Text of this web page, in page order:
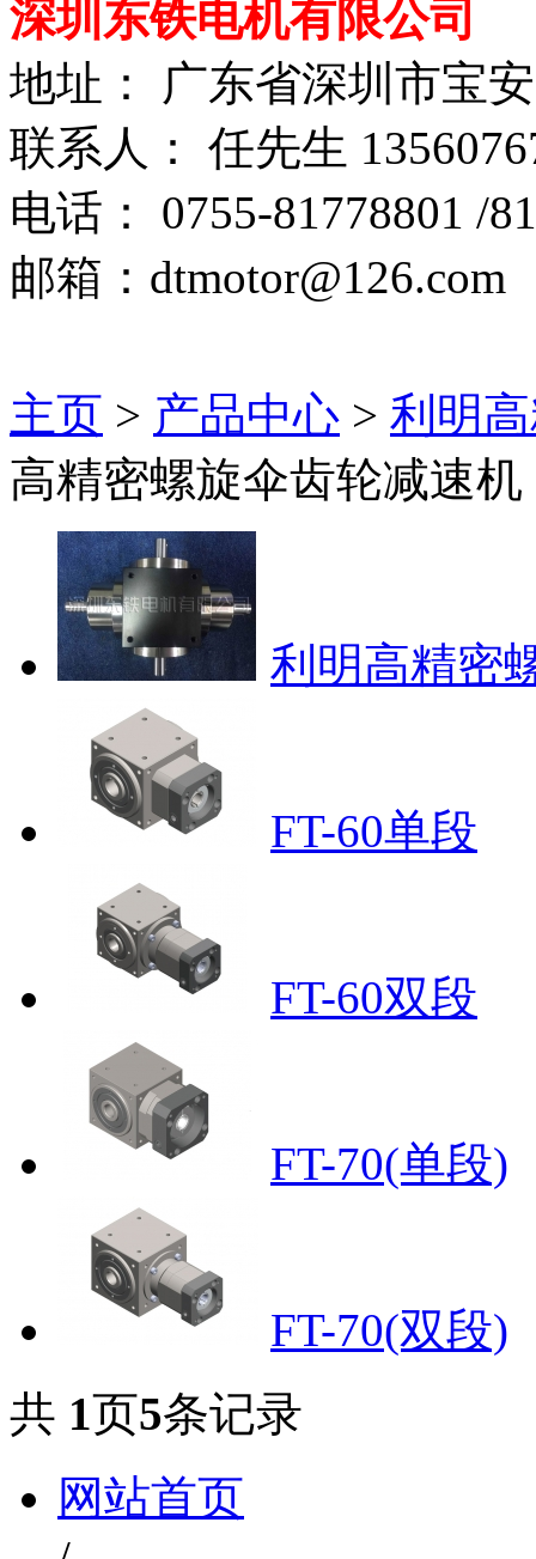
深圳东铁电机有限公司
地址： 广东省深圳市宝
联系人： 任先生
电话： 0755-81778801 /
邮箱：dtmotor@126.com
主页 > 产品中心 > 利明
高精密螺旋伞齿轮减速机
利明高精密
FT-60单段
FT-60双段
FT-70(单段)
FT-70(双段)
共 1页5条记录
网站首页